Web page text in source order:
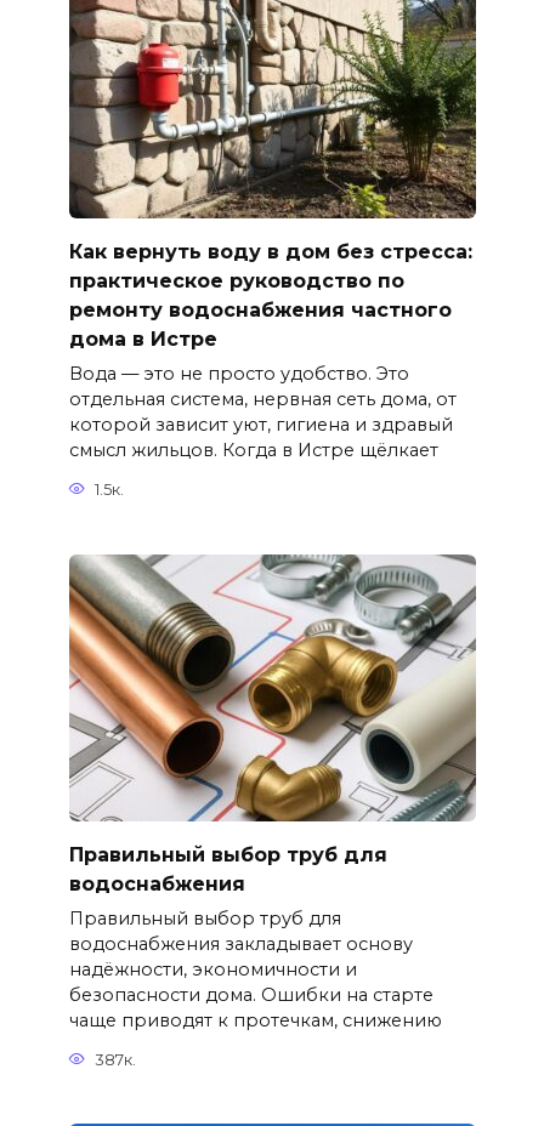
Как вернуть воду в дом без стресса:
практическое руководство по
ремонту водоснабжения частного
дома в Истре
Вода — это не просто удобство. Это
отдельная система, нервная сеть дома, от
которой зависит уют, гигиена и здравый
смысл жильцов. Когда в Истре щёлкает
1.5к.
Правильный выбор труб для
водоснабжения
Правильный выбор труб для
водоснабжения закладывает основу
надёжности, экономичности и
безопасности дома. Ошибки на старте
чаще приводят к протечкам, снижению
387к.